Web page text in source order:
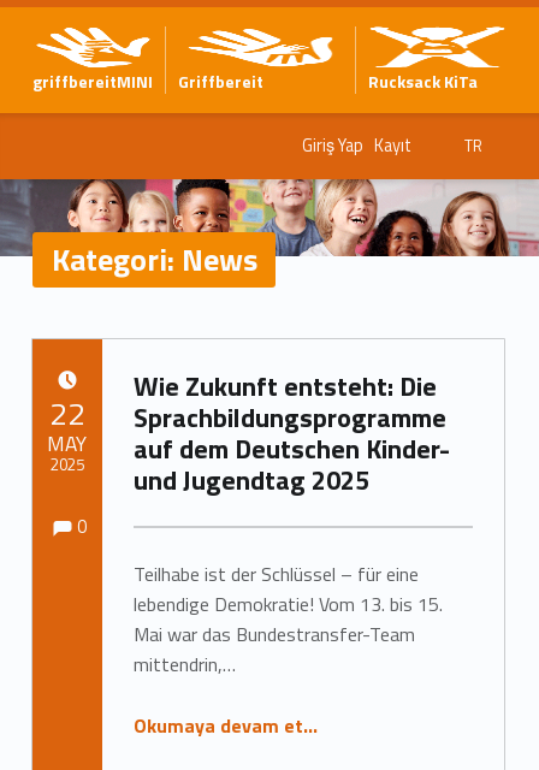
griffbereitMINI Griffbereit Rucksack KiTa
Giriş Yap Kayıt TR
Kategori: News
a
g
Wie Zukunft entsteht: Die
Sprachbildungsprogramme
auf dem Deutschen Kinder-
und Jugendtag 2025
Teilhabe ist der Schlüssel – für eine
lebendige Demokratie! Vom 13. bis 15.
Mai war das Bundestransfer-Team
mittendrin,…
Okumaya devam et…
YAYIN TARIHI:
22
MAY
2025
0